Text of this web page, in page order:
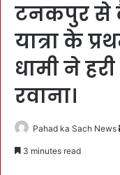
टनकपुर से
यात्रा के
धामी ने
रवाना।
Pahad ka Sach News
3 minutes read